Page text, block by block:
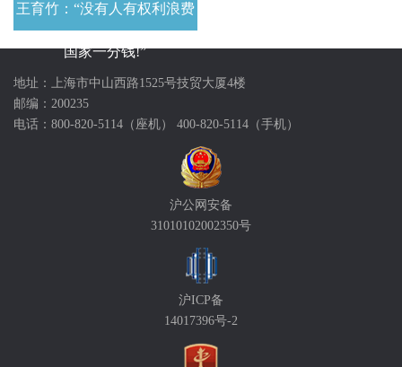
王育竹：“没有人有权利浪费
国家一分钱!”
地址：上海市中山西路1525号技贸大厦4楼
邮编：200235
电话：800-820-5114（座机） 400-820-5114（手机）
沪公网安备
31010102002350号
沪ICP备
14017396号-2